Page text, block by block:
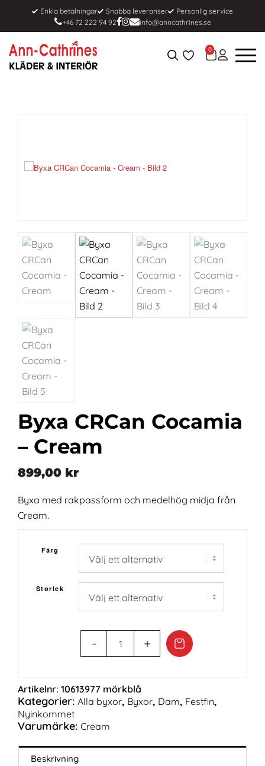
+46 72 222 94 92
Enkla betalningar Snabba leveranser
Personlig service
info@anncathrines.se
0
Byxa CRCan Cocamia
– Cream
899,00 kr
Byxa med rakpassform och medelhög midja från
Cream.
Färg
Storlek
Artikelnr: 10613977 mörkblå
Kategorier: Alla byxor, Byxor, Dam, Festfin,
Nyinkommet
Varumärke: Cream
Beskrivning